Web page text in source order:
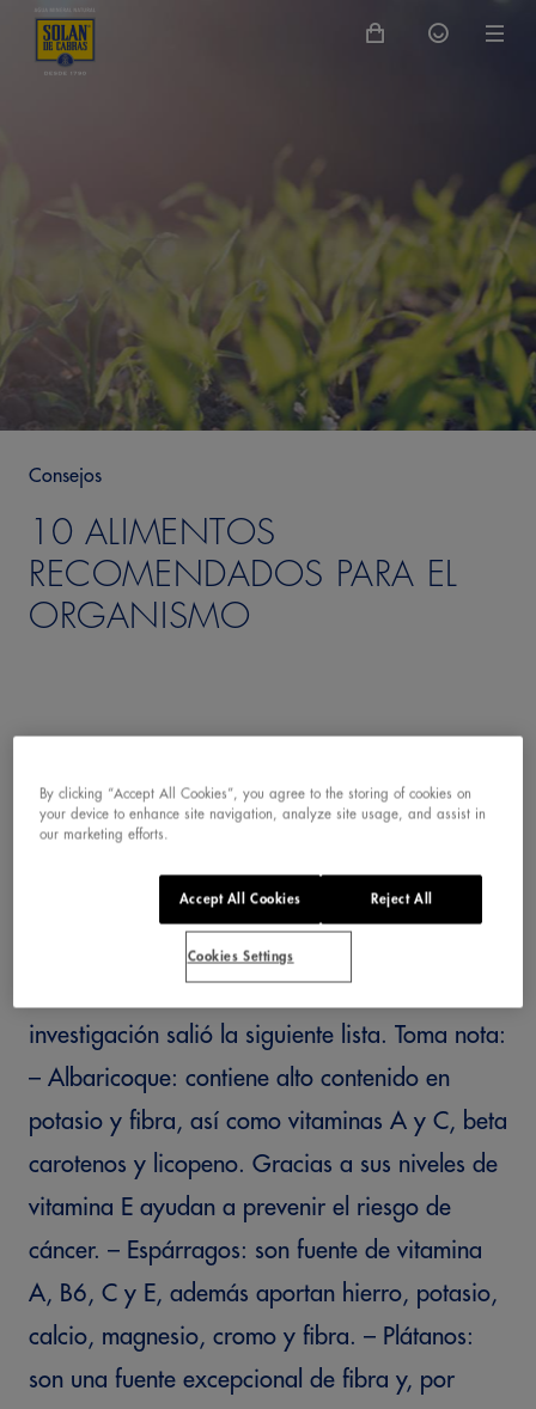
Consejos
10 ALIMENTOS
RECOMENDADOS PARA EL
ORGANISMO
alimentos para el organismo en cuanto a
nutrientes y vitaminas? El Huffington Post
investigación salió la siguiente lista. Toma nota:
– Albaricoque: contiene alto contenido en
potasio y fibra, así como vitaminas A y C, beta
carotenos y licopeno. Gracias a sus niveles de
vitamina E ayudan a prevenir el riesgo de
cáncer. – Espárragos: son fuente de vitamina
A, B6, C y E, además aportan hierro, potasio,
calcio, magnesio, cromo y fibra. – Plátanos:
son una fuente excepcional de fibra y, por
By clicking “Accept All Cookies”, you agree to the storing of cookies on
your device to enhance site navigation, analyze site usage, and assist in
our marketing efforts.
Reject All
Accept All Cookies
Cookies Settings